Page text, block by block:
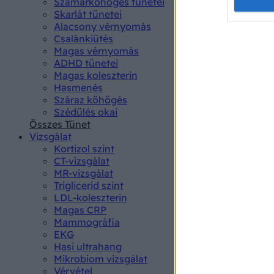
Skarlát tünetei
Alacsony vérnyomás
Csalánkiütés
Magas vérnyomás
ADHD tünetei
Magas koleszterin
Hasmenés
Száraz köhögés
Szédülés okai
Összes Tünet
Vizsgálat
Kortizol szint
CT-vizsgálat
MR-vizsgálat
Triglicerid szint
LDL-koleszterin
Magas CRP
Mammográfia
EKG
Hasi ultrahang
Mikrobiom vizsgálat
Vérvétel